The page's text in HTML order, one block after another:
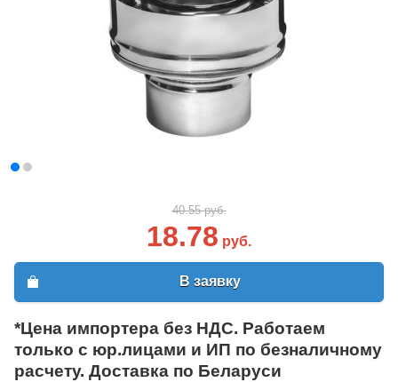
40.55 руб.
18.78 руб.
В заявку
*Цена импортера без НДС. Работаем
только с юр.лицами и ИП по безналичному
расчету. Доставка по Беларуси